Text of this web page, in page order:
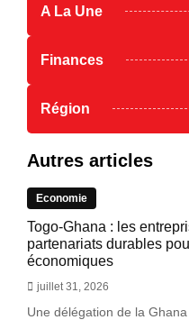
A La Une
Finances
Région
Autres articles
Economie
Togo-Ghana : les
partenariats durables
économiques
juillet 31, 2026
Une délégation de la